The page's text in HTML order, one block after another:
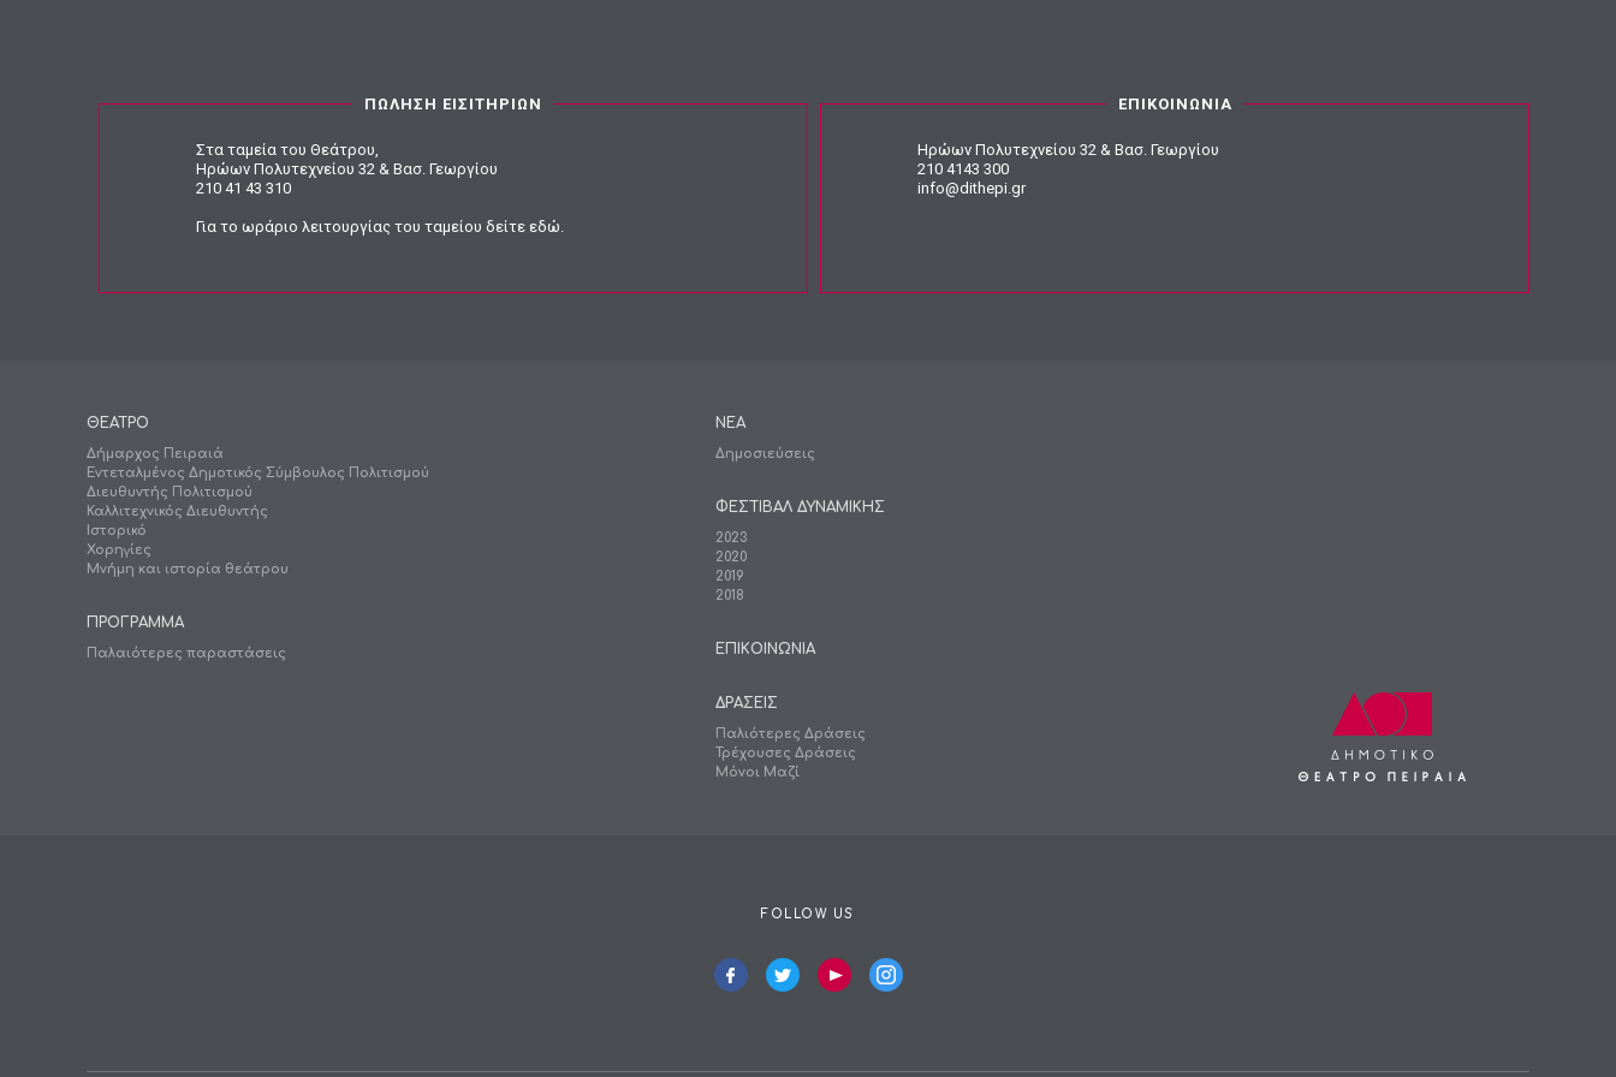
ΠΩΛΗΣΗ ΕΙΣΙΤΗΡΙΩΝ
Στα ταμεία του Θεάτρου,
Ηρώων Πολυτεχνείου 32 & Βασ. Γεωργίου
210 41 43 310
Για το ωράριο λειτουργίας του ταμείου δείτε εδώ
ΕΠΙΚΟΙΝΩΝΙΑ
Ηρώων Πολυτεχνείου 32 & Βασ. Γεωργίου
210 4143 300
info@dithepi.gr
ΘΕΑΤΡΟ
Δήμαρχος Πειραιά
Εντεταλμένος Δημοτικός Σύμβουλος Πολιτισμού
Διευθυντής Πολιτισμού
Καλλιτεχνικός Διευθυντής
Ιστορικό
Χορηγίες
Μνήμη και ιστορία θεάτρου
ΠΡΟΓΡΑΜΜΑ
Παλαιότερες παραστάσεις
ΝΕΑ
Δημοσιεύσεις
ΦΕΣΤΙΒΑΛ ΔΥΝΑΜΙΚΗΣ
2023
2020
2019
2018
ΕΠΙΚΟΙΝΩΝΙΑ
ΔΡΑΣΕΙΣ
Παλιότερες Δράσεις
Τρέχουσες Δράσεις
Μόνοι Μαζί
FOLLOW US